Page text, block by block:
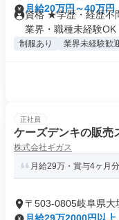
月給20万円～40万円
資格 ★学歴・経歴不
業界・職種未経験OK
制服あり 業界未経験歓
正社員
ケーズデンキの販売
株式会社ギガス
月給29万・賞与4ヶ月
〒503-0805岐阜県大